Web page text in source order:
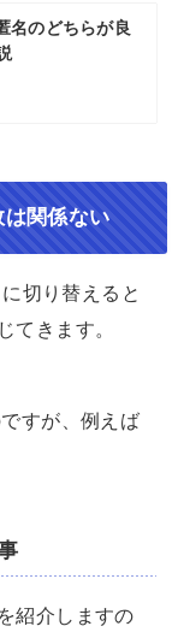
名のどちらが良
関係ない
切り替えると
てきます。
すが、例えば
紹介しますの